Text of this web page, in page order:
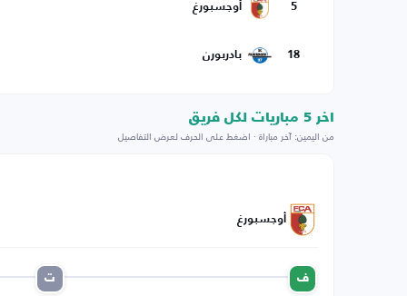
5 أوجسبورغ
18 بادربورن
اخر 5 مباريات لكل فريق
من اليمين: آخر مباراة · اضغط على الحرف لعرض التفاصيل
أوجسبورغ
ف ت